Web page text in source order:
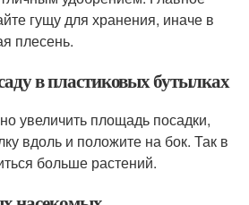
гущу для хранения, иначе в
плесень.
в пластиковых бутылках
увеличить площадь посадки,
вдоль и положите на бок. Так в
больше растений.